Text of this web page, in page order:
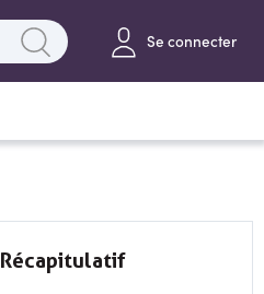
Se connecter
Récapitulatif